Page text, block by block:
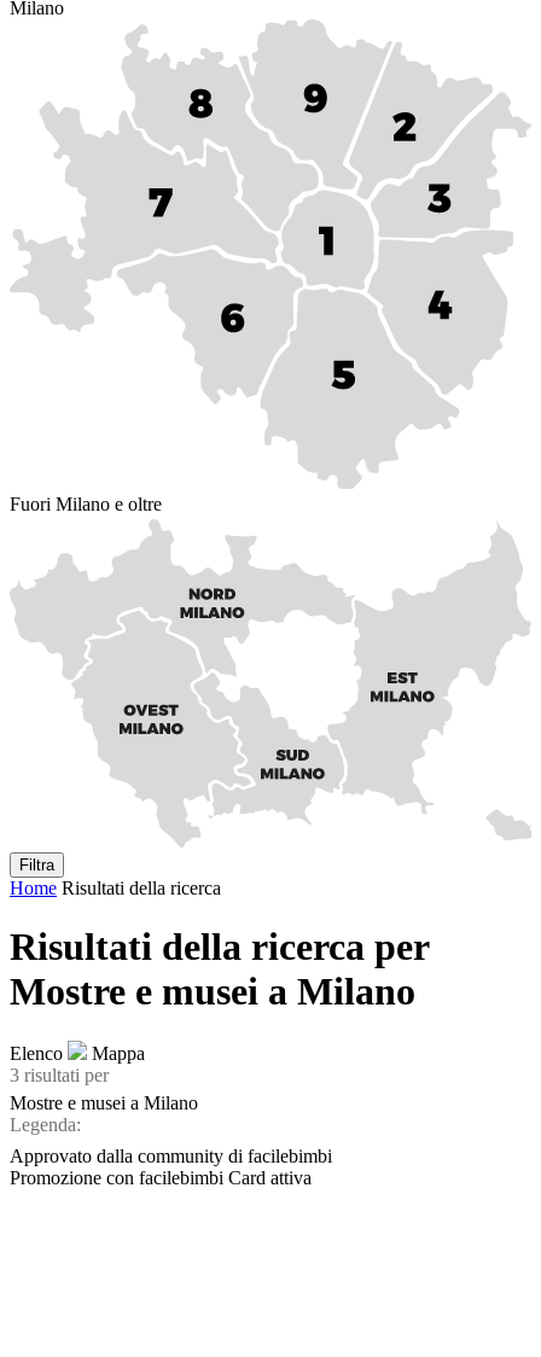
Milano
Fuori Milano e oltre
Filtra
Home Risultati della ricerca
Risultati della ricerca per
Mostre e musei a Milano
Elenco
Mappa
3 risultati per
Mostre e musei a Milano
Legenda:
Approvato dalla community di facilebimbi
Promozione con facilebimbi Card attiva